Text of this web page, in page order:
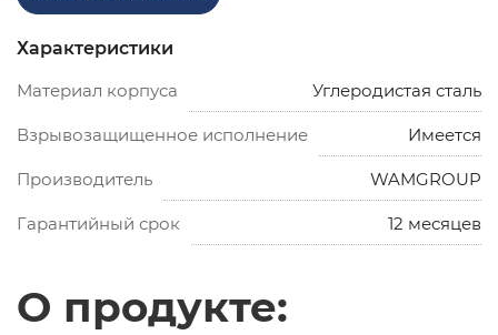
Характеристики
Материал корпуса
Углеродистая сталь
Взрывозащищенное исполнение Имеется
Производитель WAMGROUP
Гарантийный срок 12 месяцев
О продукте: